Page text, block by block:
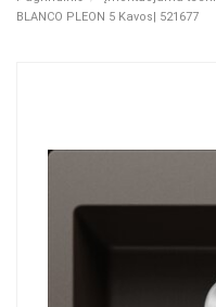
BLANCO PLEON 5 Kavos| 521677